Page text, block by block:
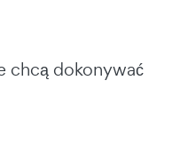
chcą dokonywać